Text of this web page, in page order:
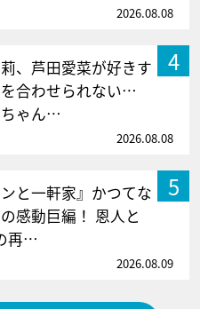
2026.08.08
4
、芦田愛菜が好きす
合わせられない…
ちゃん…
2026.08.08
5
ンと一軒家』かつてな
感動巨編！ 恩人と
再…
2026.08.09